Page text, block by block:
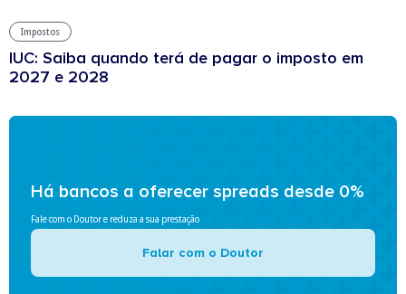
Impostos
IUC: Saiba quando terá de pagar o imposto em
2027 e 2028
Há bancos a oferecer spreads desde 0%
Fale com o Doutor e reduza a sua prestação
Falar com o Doutor